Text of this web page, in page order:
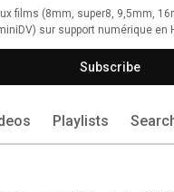
films (8mm, super8, 9,5mm,
sur support numérique en
mediaCapture réalise
seconde vie à vos souvenirs !
Subscribe
Playlists